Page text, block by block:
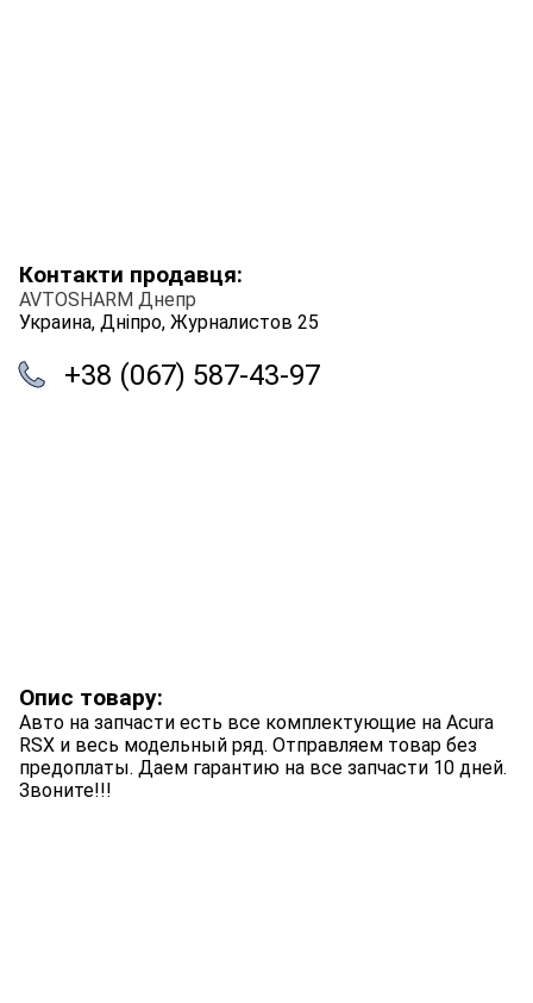
Контакти продавця:
AVTOSHARM Днепр
Украина, Дніпро, Журналистов 25
+38 (067) 587-43-97
Опис товару:
Авто на запчасти есть все комплектующие на Acura
RSX и весь модельный ряд. Отправляем товар без
предоплаты. Даем гарантию на все запчасти 10 дней.
Звоните!!!